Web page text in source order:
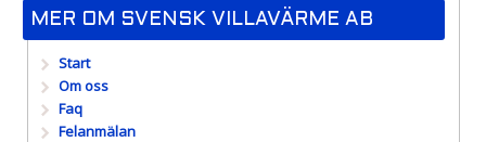
MER OM SVENSK VILLAVÄRME AB
Start
Om oss
Faq
Felanmälan